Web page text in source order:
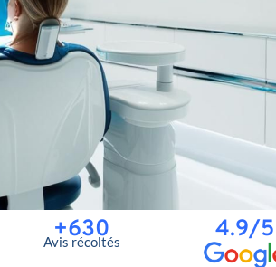
+630
Avis récoltés 4.9/5